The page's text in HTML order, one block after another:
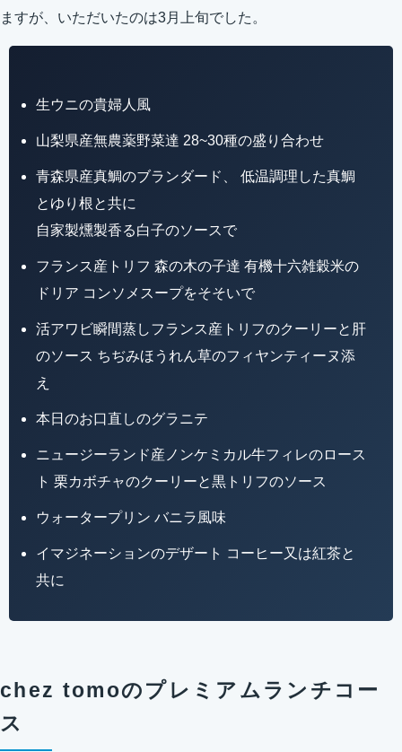
ますが、いただいたのは3月上旬でした。
生ウニの貴婦人風
山梨県産無農薬野菜達 28~30種の盛り合わせ
青森県産真鯛のブランダード、 低温調理した真鯛
とゆり根と共に
自家製燻製香る白子のソースで
フランス産トリフ 森の木の子達 有機十六雑穀米の
ドリア コンソメスープをそそいで
活アワビ瞬間蒸しフランス産トリフのクーリーと肝
のソース ちぢみほうれん草のフィヤンティーヌ添
え
本日のお口直しのグラニテ
ニュージーランド産ノンケミカル牛フィレのロース
ト 栗カボチャのクーリーと黒トリフのソース
ウォータープリン バニラ風味
イマジネーションのデザート コーヒー又は紅茶と
共に
chez tomoのプレミアムランチコー
ス